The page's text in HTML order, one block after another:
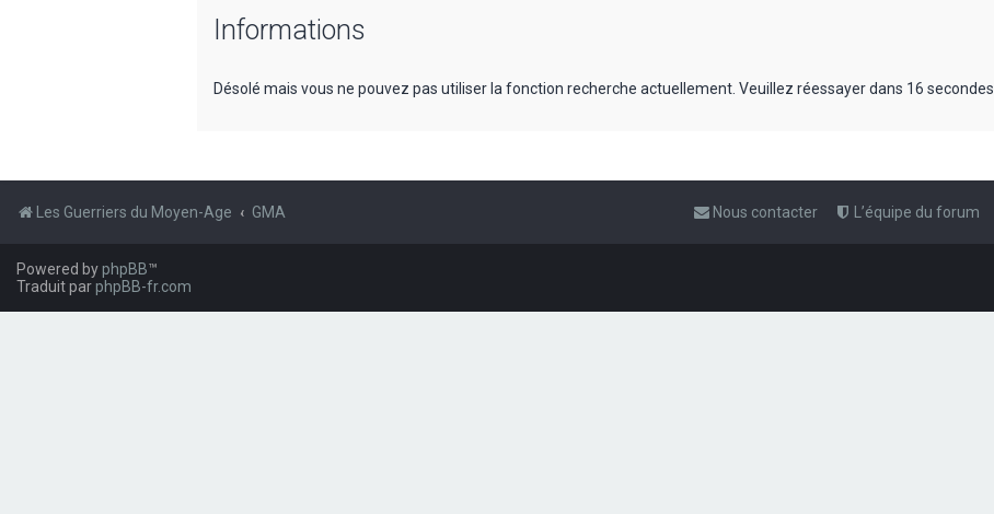
Informations
Désolé mais vous ne pouvez pas utiliser la fonction recherche actuellement. Veuillez réessayer dans 16 secondes.
Les Guerriers du Moyen-Age GMA L’équipe du forum
Nous contacter
Powered byphpBB™
Traduit parphpBB-fr.com